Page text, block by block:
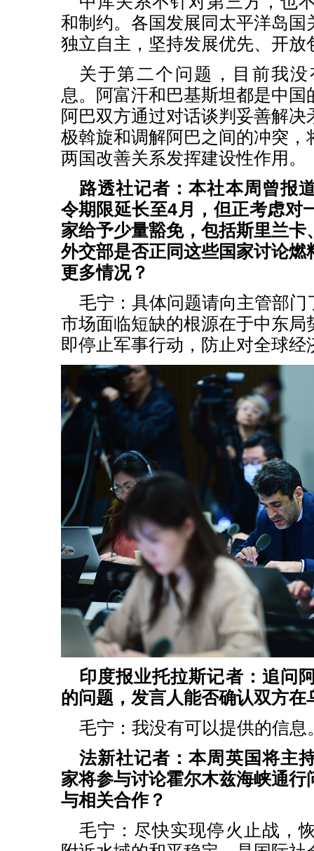
和制约。各国发展同太平洋岛国
独立自主，坚持发展优先、开放
关于第二个问题，目前我
息。阿富汗和巴基斯坦都是中国
阿巴双方通过对话谈判妥善解
极斡旋和调解阿巴之间的冲突，
两国改善关系发挥建设性作用。
路透社记者：本社本周曾报
令期限延长至4月，但正考虑对
家给予少量豁免，包括斯里兰卡
外交部是否正同这些国家讨论燃
更多情况？
毛宁：具体问题请向主管部门
市场面临短缺的根源在于中东局
即停止军事行动，防止对全球经
印度报业托拉斯记者：追问
的问题，发言人能否确认双方在
毛宁：我没有可以提供的信息
法新社记者：本周英国将主
家将参与讨论霍尔木兹海峡通行
与相关合作？
毛宁：尽快实现停火止战，